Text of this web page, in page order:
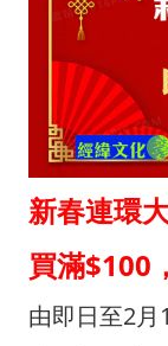
新春連環
買滿$100
由即日至2月